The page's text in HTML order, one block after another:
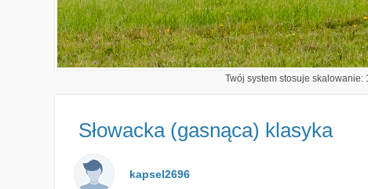
Twój system stosuje
Słowacka (gasnąca) klasyka
kapsel2696